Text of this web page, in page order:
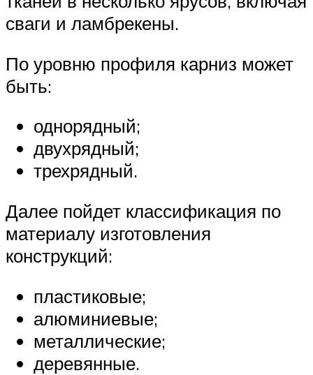
сваги и ламбрекены.
По уровню профиля карниз может
быть:
однорядный;
двухрядный;
трехрядный.
Далее пойдет классификация по
материалу изготовления
конструкций:
пластиковые;
алюминиевые;
металлические;
деревянные.